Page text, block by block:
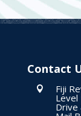
Contact
 Fiji
Drive